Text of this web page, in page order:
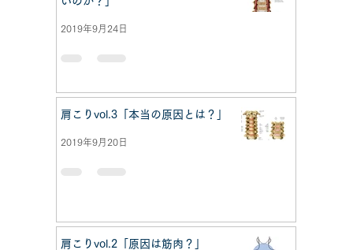
2019年9月24日
肩こりvol.3「本当の原因とは？」
2019年9月20日
肩こりvol.2「原因は筋肉？」